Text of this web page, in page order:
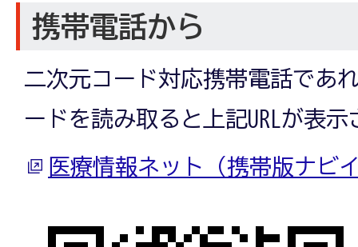
携帯電話から
二次元コード対応携帯電話であ
ードを読み取ると上記URLが表示
医療情報ネット（携帯版ナビ